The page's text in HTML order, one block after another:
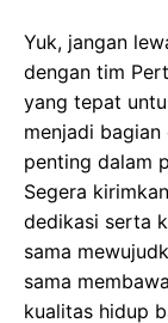
Yuk, jangan
dengan tim
yang tepat
menjadi
penting dalam
Segera
dedikasi serta
sama
sama
kualitas hidup